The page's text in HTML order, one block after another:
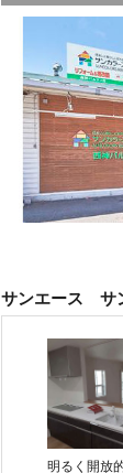
サンエース サ
明るく開放的